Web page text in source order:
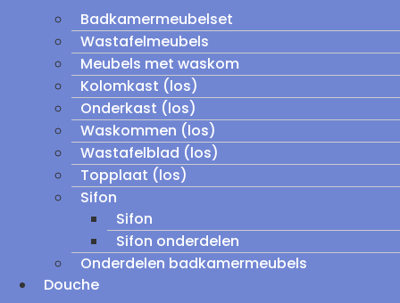
Badkamermeubelset
Wastafelmeubels
Meubels met waskom
Kolomkast (los)
Onderkast (los)
Waskommen (los)
Wastafelblad (los)
Topplaat (los)
Sifon
Sifon
Sifon onderdelen
Onderdelen badkamermeubels
Douche